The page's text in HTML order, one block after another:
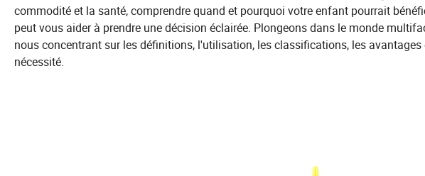
commodité et la santé, comprendre quand et pourquoi votre enfant pourrait
peut vous aider à prendre une décision éclairée. Plongeons dans le monde
nous concentrant sur les définitions, l'utilisation, les classifications, les
nécessité.